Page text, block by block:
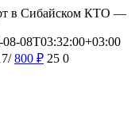
в Сибайском КТО —
08-08T03:32:00+03:00
800 ₽ 25 0